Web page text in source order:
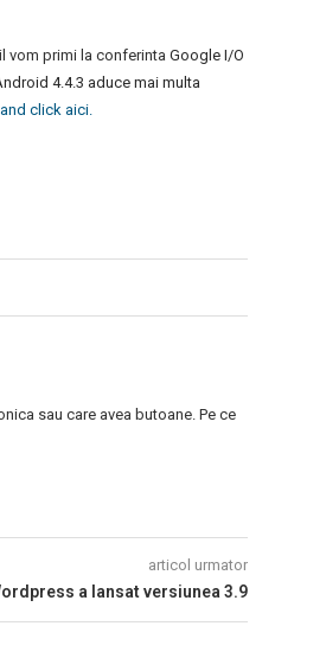
vom primi la conferinta Google I/O
4.4.3 aduce mai multa
click aici.
sau care avea butoane. Pe ce
articol urmator
a lansat versiunea 3.9